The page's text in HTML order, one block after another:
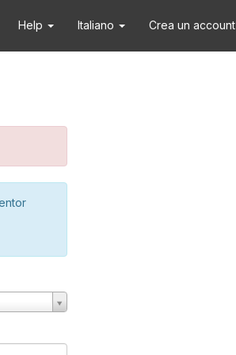
Help Italiano Crea un account